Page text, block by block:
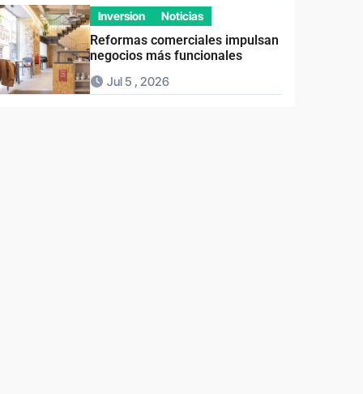
Inversion Noticias
Reformas comerciales impulsan
negocios más funcionales
Jul 5 , 2026